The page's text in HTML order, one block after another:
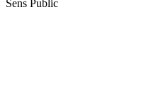
Sens Public